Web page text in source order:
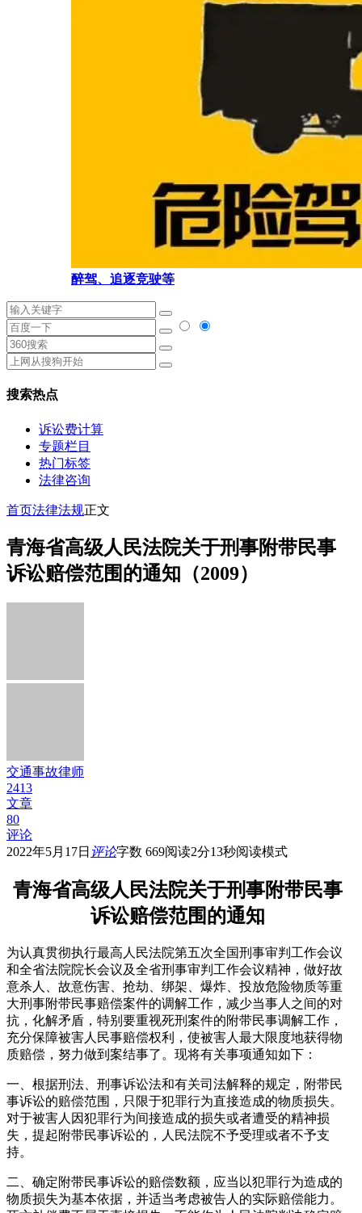
醉驾、追逐竞驶等
搜索热点
诉讼费计算
专题栏目
热门标签
法律咨询
首页法律法规正文
青海省高级人民法院关于刑事附带民事
诉讼赔偿范围的通知（2009）
交通事故律师
2413
文章
80
评论
2022年5月17日 评论字数 669阅读2分13秒阅读模式
青海省高级人民法院关于刑事附带民事
诉讼赔偿范围的通知
为认真贯彻执行最高人民法院第五次全国刑事审判工作会议
和全省法院院长会议及全省刑事审判工作会议精神，做好故
意杀人、故意伤害、抢劫、绑架、爆炸、投放危险物质等重
大刑事附带民事赔偿案件的调解工作，减少当事人之间的对
抗，化解矛盾，特别要重视死刑案件的附带民事调解工作，
充分保障被害人民事赔偿权利，使被害人最大限度地获得物
质赔偿，努力做到案结事了。现将有关事项通知如下：
一、根据刑法、刑事诉讼法和有关司法解释的规定，附带民
事诉讼的赔偿范围，只限于犯罪行为直接造成的物质损失。
对于被害人因犯罪行为间接造成的损失或者遭受的精神损
失，提起附带民事诉讼的，人民法院不予受理或者不予支
持。
二、确定附带民事诉讼的赔偿数额，应当以犯罪行为造成的
物质损失为基本依据，并适当考虑被告人的实际赔偿能力。